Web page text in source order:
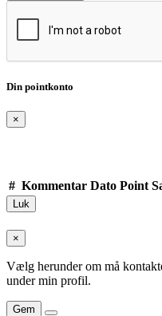
Din pointkonto
×
# Kommentar Dato Point
Luk
×
Vælg herunder om må
under min profil.
Gem